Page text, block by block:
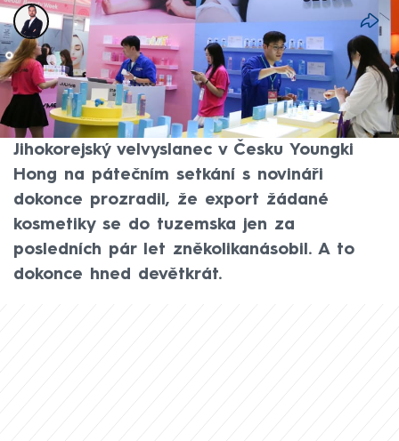
Tomáš Kačmár
17. kvě 2026, 07:59
Kosmetika z Jižní Koreje, jak ukazují čísla, je
poslední roky čím dál větším hitem. A to
nejen u nás, ale obecně ve světě.
Jihokorejský velvyslanec v Česku Youngki
Hong na pátečním setkání s novináři
dokonce prozradil, že export žádané
kosmetiky se do tuzemska jen za
posledních pár let zněkolikanásobil. A to
dokonce hned devětkrát.